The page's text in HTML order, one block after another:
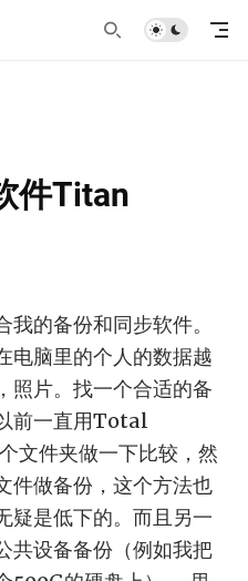
件Titan
的备份和同步软件。
电脑里的个人的数据越
照片。找一个合适的备
前一直用Total
文件夹做一下比较，然
件做备份，这个方法也
疑是低下的。而且另一
共设备备份（例如我把